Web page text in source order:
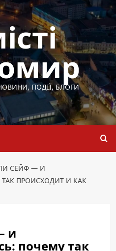
ПОДІЇ, БЛОГИ
СЕЙФ — И
ПРОИСХОДИТ И КАК
и
почему так